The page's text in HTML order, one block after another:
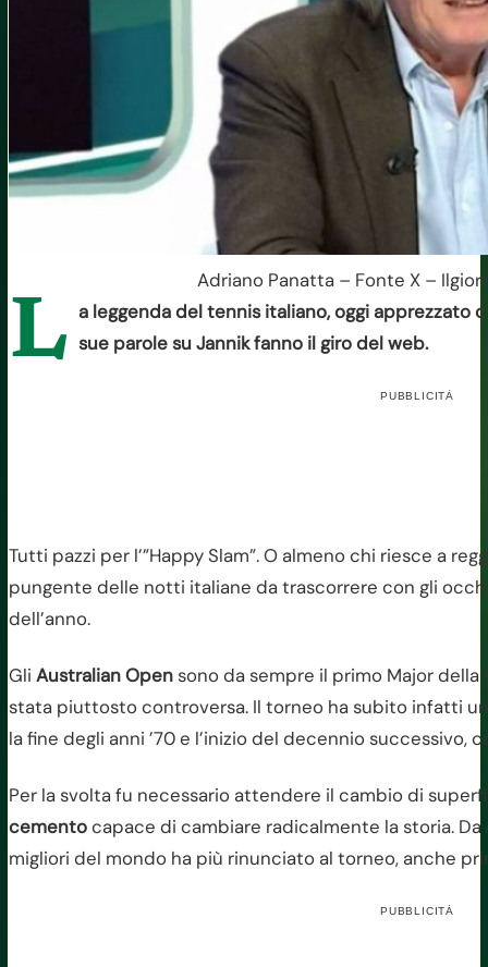
Adriano Panatta – Fonte X –
L a leggenda del tennis italiano, oggi apprezzato
sue parole su Jannik fanno il giro del web.
PUBBLICITÀ
Tutti pazzi per l’”Happy Slam”. O almeno chi riesce a
pungente delle notti italiane da trascorrere con gli
dell’anno.
Gli Australian Opensono da sempre il primo Major
stata piuttosto controversa. Il torneo ha subito infatti
la fine degli anni ’70 e l’inizio del decennio successivo,
Per la svolta fu necessario attendere il cambio di
cementocapace di cambiare radicalmente la storia.
migliori del mondo ha più rinunciato al torneo, anche
PUBBLICITÀ